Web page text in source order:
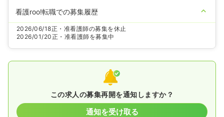
看護roo!転職での募集履歴
2026/06/18正・准看護師の募集を休止
2026/01/20正・准看護師を募集中
この求人の募集再開を通知しますか？
通知を受け取る